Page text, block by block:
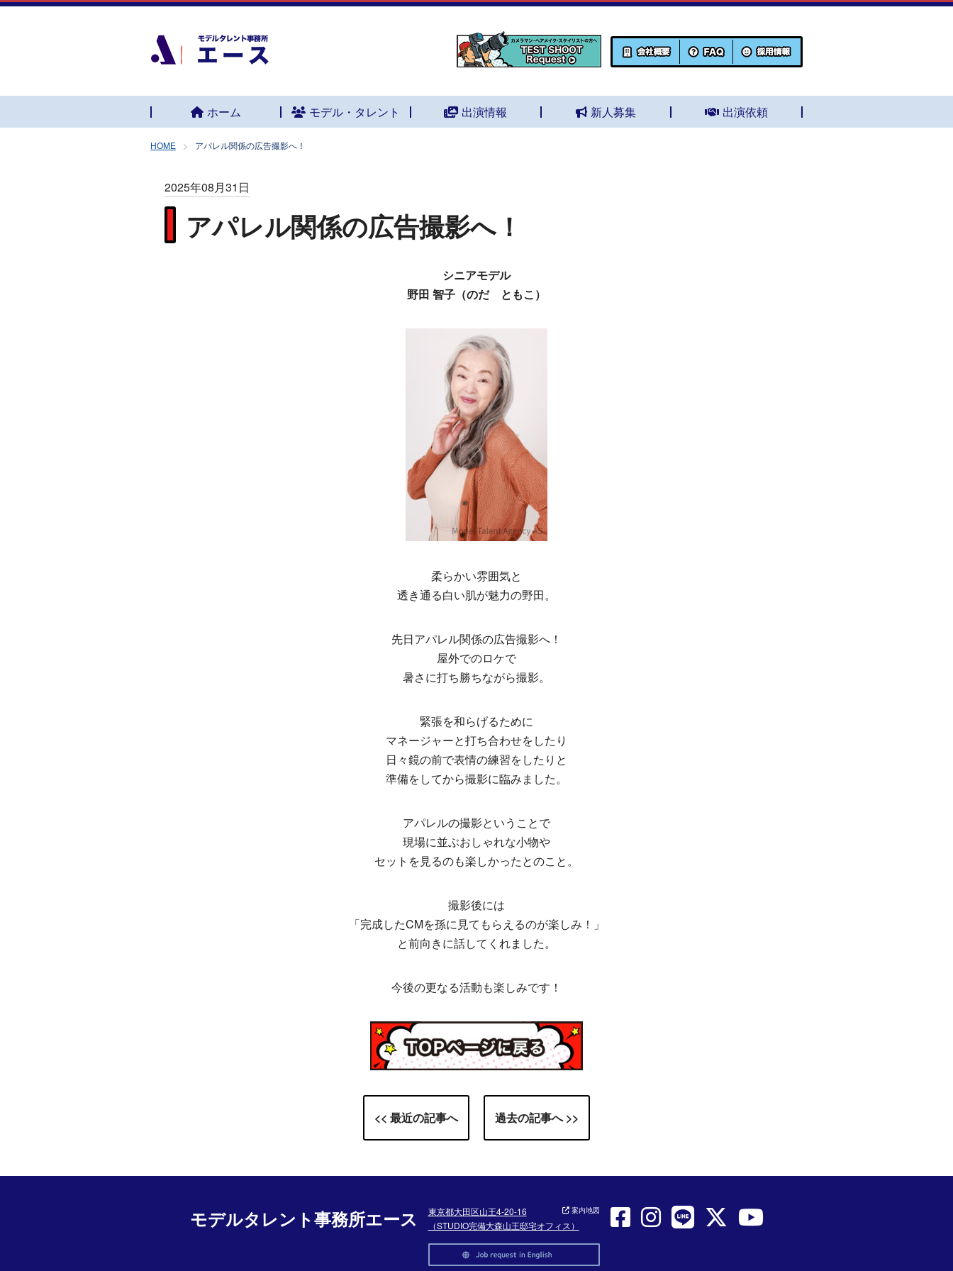
ホーム モデル・タレント 出演情報 新人募集 出演依頼
HOME アパレル関係の広告撮影へ！
2025年08月31日
アパレル関係の広告撮影へ！
シニアモデル
野田 智子（のだ ともこ）
柔らかい雰囲気と
透き通る白い肌が魅力の野田。
先日アパレル関係の広告撮影へ！
屋外でのロケで
暑さに打ち勝ちながら撮影。
緊張を和らげるために
マネージャーと打ち合わせをしたり
日々鏡の前で表情の練習をしたりと
準備をしてから撮影に臨みました。
アパレルの撮影ということで
現場に並ぶおしゃれな小物や
セットを見るのも楽しかったとのこと。
撮影後には
「完成したCMを孫に見てもらえるのが楽しみ！」
と前向きに話してくれました。
今後の更なる活動も楽しみです！
<< 最近の記事へ 過去の記事へ >>
モデルタレント事務所エース
東京都大田区山王4-20-16
（STUDIO完備大森山王邸宅オフィス）
案内地図